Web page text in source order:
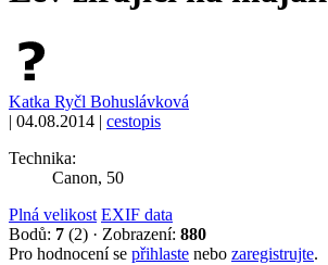
Katka Ryčl Bohuslávková
| 04.08.2014 | cestopis
Technika:
Canon, 50
Plná velikost EXIF data
Bodů: 7 (2) · Zobrazení: 880
Pro hodnocení se přihlaste nebo zaregistrujte.